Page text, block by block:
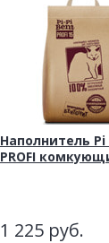
Наполнитель Pi
PROFI
1 225 руб.